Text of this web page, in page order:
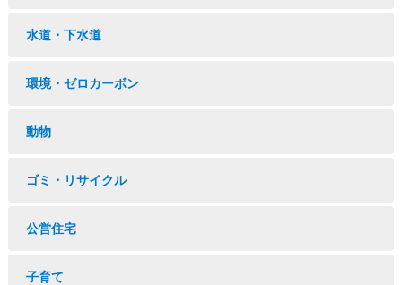
水道・下水道
環境・ゼロカーボン
動物
ゴミ・リサイクル
公営住宅
子育て